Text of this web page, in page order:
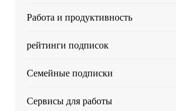
Работа и продуктивность
рейтинги подписок
Семейные подписки
Сервисы для работы